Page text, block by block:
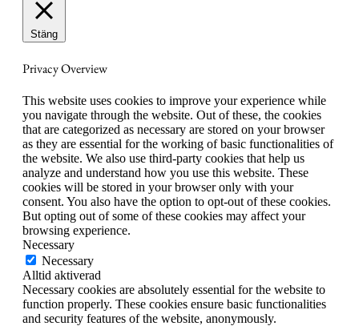
Stäng
Privacy Overview
This website uses cookies to improve your experience while
you navigate through the website. Out of these, the cookies
that are categorized as necessary are stored on your browser
as they are essential for the working of basic functionalities of
the website. We also use third-party cookies that help us
analyze and understand how you use this website. These
cookies will be stored in your browser only with your
consent. You also have the option to opt-out of these cookies.
But opting out of some of these cookies may affect your
browsing experience.
Necessary
Necessary
Alltid aktiverad
Necessary cookies are absolutely essential for the website to
function properly. These cookies ensure basic functionalities
and security features of the website, anonymously.